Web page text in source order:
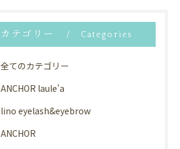
カテゴリー Categories
全てのカテゴリー
ANCHOR laule'a
lino eyelash&eyebrow
ANCHOR